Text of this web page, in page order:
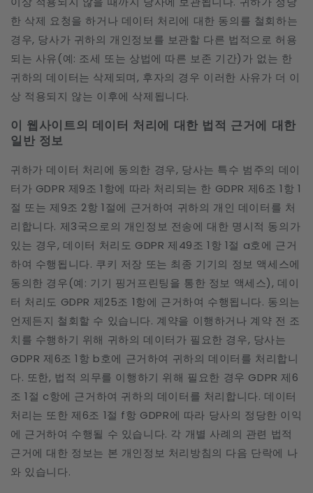
한 삭제 요청을 하거나 데이터 처리에 대한 동의를 철회하는
경우, 당사가 귀하의 개인정보를 보관할 다른 법적으로 허용
되는 사유(예: 조세 또는 상법에 따른 보존 기간)가 없는 한
귀하의 데이터는 삭제되며, 후자의 경우 이러한 사유가 더 이
상 적용되지 않는 이후에 삭제됩니다.
이 웹사이트의 데이터 처리에 대한 법적 근거에 대한
일반 정보
귀하가 데이터 처리에 동의한 경우, 당사는 특수 범주의 데이
터가 GDPR 제9조 1항에 따라 처리되는 한 GDPR 제6조 1항 1
절 또는 제9조 2항 1절에 근거하여 귀하의 개인 데이터를 처
리합니다. 제3국으로의 개인정보 전송에 대한 명시적 동의가
있는 경우, 데이터 처리도 GDPR 제49조 1항 1절 a호에 근거
하여 수행됩니다. 쿠키 저장 또는 최종 기기의 정보 액세스에
동의한 경우(예: 기기 핑거프린팅을 통한 정보 액세스), 데이
터 처리도 GDPR 제25조 1항에 근거하여 수행됩니다. 동의는
언제든지 철회할 수 있습니다. 계약을 이행하거나 계약 전 조
치를 수행하기 위해 귀하의 데이터가 필요한 경우, 당사는
GDPR 제6조 1항 b호에 근거하여 귀하의 데이터를 처리합니
다. 또한, 법적 의무를 이행하기 위해 필요한 경우 GDPR 제6
조 1절 c항에 근거하여 귀하의 데이터를 처리합니다. 데이터
처리는 또한 제6조 1절 f항 GDPR에 따라 당사의 정당한 이익
에 근거하여 수행될 수 있습니다. 각 개별 사례의 관련 법적
근거에 대한 정보는 본 개인정보 처리방침의 다음 단락에 나
와 있습니다.